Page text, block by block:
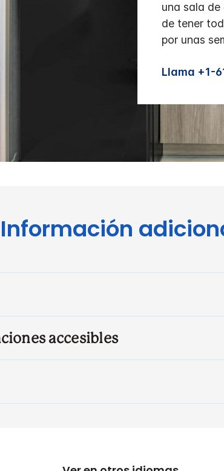
una sala
de tener
por unas
Llama +1-
Información
accesibles